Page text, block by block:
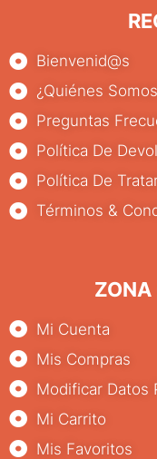
Bienvenid@s
¿Quiénes
Preguntas
Política De
Política De
Términos &
ZONA
Mi Cuenta
Mis Compras
Modificar Datos
Mi Carrito
Mis Favoritos